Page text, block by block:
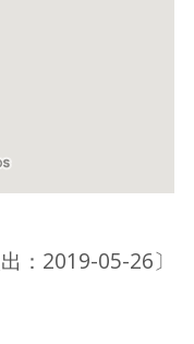
出：2019-05-26〕